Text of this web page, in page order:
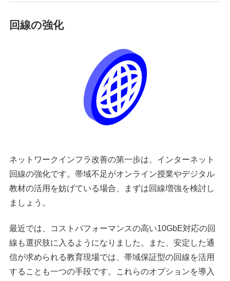
回線の強化
ネットワークインフラ改善の第一歩は、インターネット
回線の強化です。帯域不足がオンライン授業やデジタル
教材の活用を妨げている場合、まずは回線増強を検討し
ましょう。
最近では、コストパフォーマンスの高い10GbE対応の回
線も選択肢に入るようになりました。また、安定した通
信が求められる教育現場では、帯域保証型の回線を活用
することも一つの手段です。これらのオプションを導入